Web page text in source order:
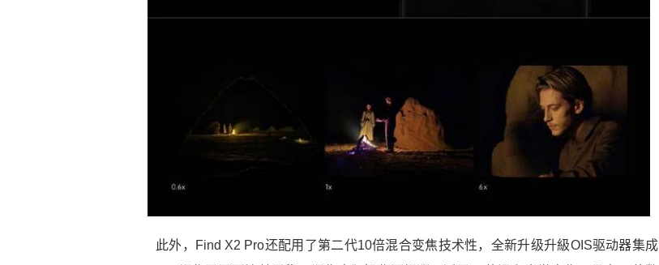
此外，Find X2 Pro还配用了第二代10倍混合变焦技术性，全新升级升級OIS驱动器集成